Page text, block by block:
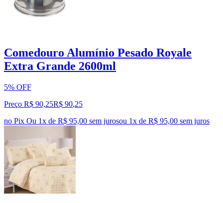
Comedouro Alumínio Pesado Royale
Extra Grande 2600ml
5% OFF
Preço R$ 90,25R$ 90,25
no Pix Ou 1x de R$ 95,00 sem jurosou 1x de R$ 95,00 sem juros